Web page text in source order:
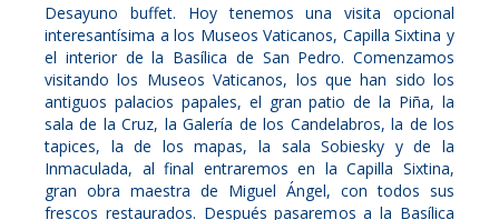
Desayuno buffet. Hoy tenemos una visita opcional
interesantísima a los Museos Vaticanos, Capilla Sixtina y
el interior de la Basílica de San Pedro. Comenzamos
visitando los Museos Vaticanos, los que han sido los
antiguos palacios papales, el gran patio de la Piña, la
sala de la Cruz, la Galería de los Candelabros, la de los
tapices, la de los mapas, la sala Sobiesky y de la
Inmaculada, al final entraremos en la Capilla Sixtina,
gran obra maestra de Miguel Ángel, con todos sus
frescos restaurados. Después pasaremos a la Basílica